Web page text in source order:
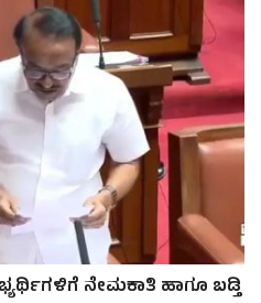
ನೇಮಕಾತಿ ಹಾಗೂ ಬಡ್ತಿ